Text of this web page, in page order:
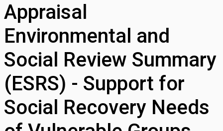
Appraisal
Environmental and
Social Review Summary
(ESRS) - Support for
Social Recovery Needs